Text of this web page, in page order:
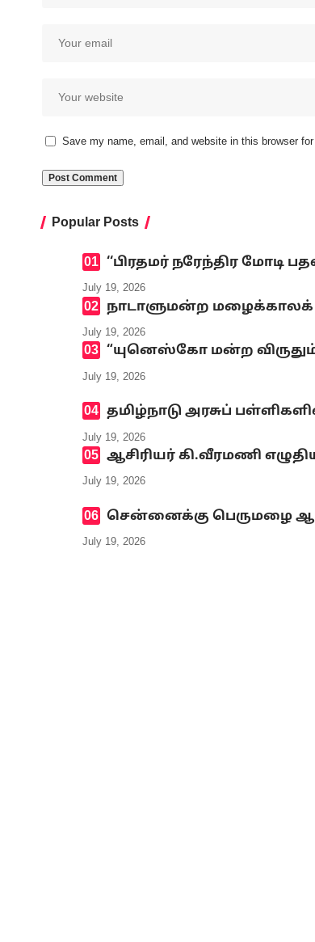
Save my name, email, and website in this browser
Popular Posts
‘‘பிரதமர் நரேந்திர மோடி
July 19, 2026
நாடாளுமன்ற மழைக்காலக்
July 19, 2026
“யுனெஸ்கோ மன்ற
July 19, 2026
தமிழ்நாடு அரசுப்
July 19, 2026
ஆசிரியர் கி.வீரமணி
July 19, 2026
சென்னைக்கு பெருமழை
July 19, 2026